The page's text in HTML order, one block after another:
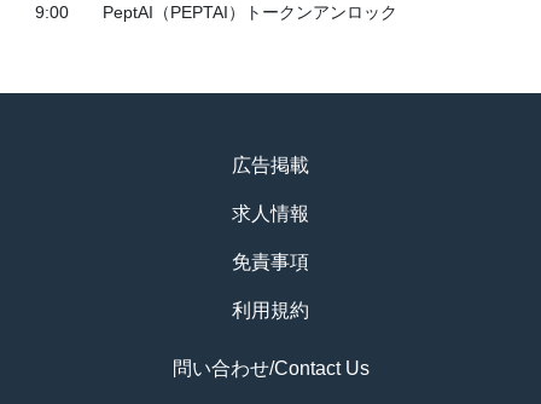
9:00
PeptAI（PEPTAI）トークンアンロック
広告掲載
求人情報
免責事項
利用規約
問い合わせ/Contact Us